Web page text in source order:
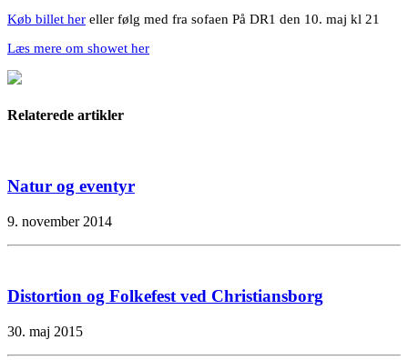
Køb billet her eller følg med fra sofaen På DR1 den 10. maj kl 21
Læs mere om showet her
Relaterede artikler
Natur og eventyr
9. november 2014
Distortion og Folkefest ved Christiansborg
30. maj 2015